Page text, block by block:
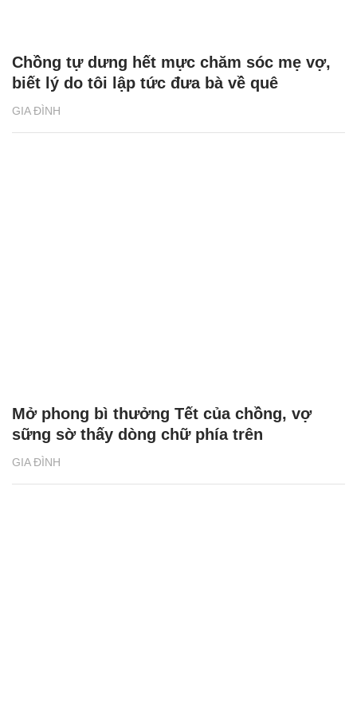
GIA ĐÌNH
Chồng tự dưng hết mực chăm sóc mẹ vợ,
biết lý do tôi lập tức đưa bà về quê
GIA ĐÌNH
Mở phong bì thưởng Tết của chồng, vợ
sững sờ thấy dòng chữ phía trên